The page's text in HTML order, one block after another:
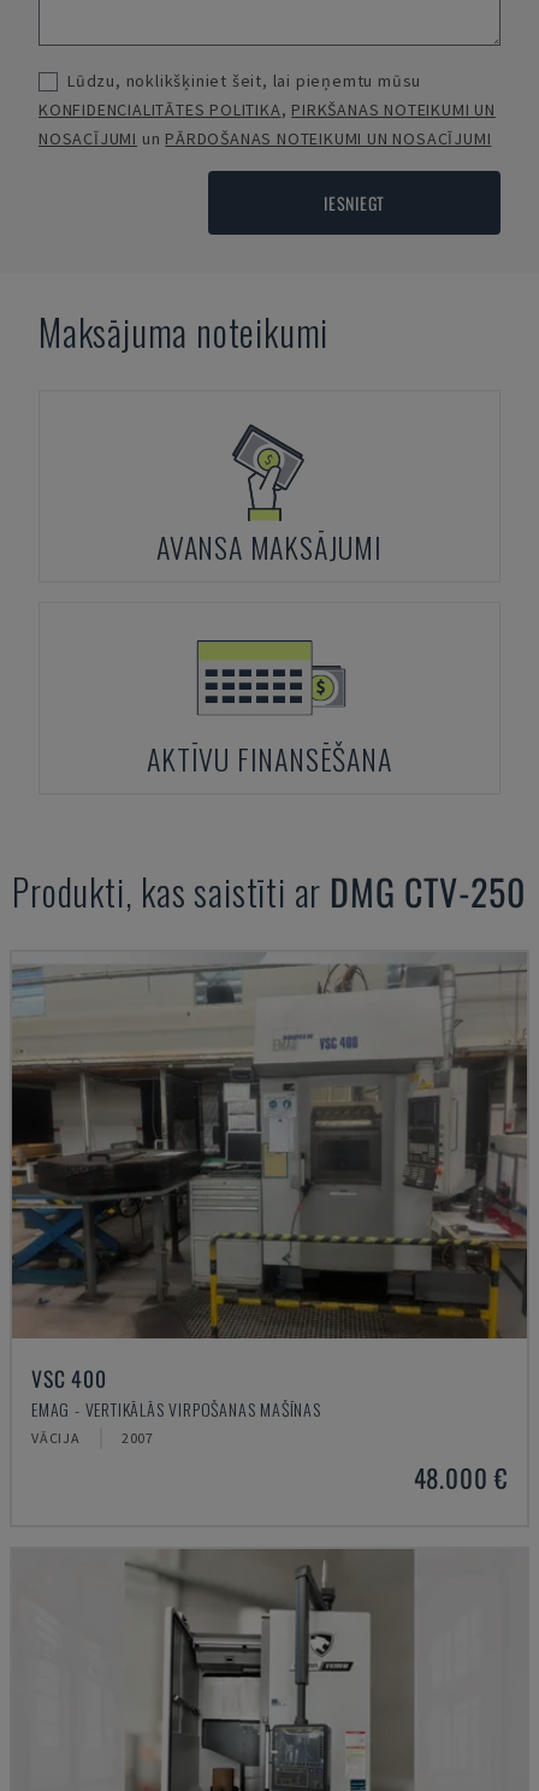
Lūdzu, noklikšķiniet šeit, lai pieņemtu mūsu
KONFIDENCIALITĀTES POLITIKA, PIRKŠANAS NOTEIKUMI UN
NOSACĪJUMI un PĀRDOŠANAS NOTEIKUMI UN NOSACĪJUMI
IESNIEGT
Maksājuma noteikumi
AVANSA MAKSĀJUMI
AKTĪVU FINANSĒŠANA
Produkti, kas saistīti ar DMG CTV-250
VSC 400
EMAG - VERTIKĀLĀS VIRPOŠANAS MAŠĪNAS
VĀCIJA 2007
48.000 €